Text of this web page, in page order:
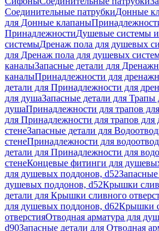
Соединительные патрубкиДонные
для Донные клапаны
ПринадлежностиДушевые системы
системыДренаж пола для душевых
для Дренаж пола для душевых
каналыЗапасные детали для
каналыПринадлежности для
детали для Принадлежности для
для душаЗапасные детали для Трапы
душаПринадлежности для трапов
для Принадлежности для трапов для
стенеЗапасные детали для
стенеПринадлежности для
детали для Принадлежности для
стенеКонцевые фитинги для
для душевых поддонов, d52
душевых поддонов, d52Крышки
детали для Крышки сливного
для душевых поддонов, d62Крышки
отверстияОтводная арматура для
d90Запасные детали для Отводная